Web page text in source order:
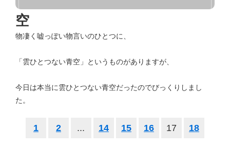
空
物凄く嘘っぽい物言いのひとつに、
「雲ひとつない青空」というものがありますが、
今日は本当に雲ひとつない青空だったのでびっくりしまし
た。
1 2 ... 14 15 16 17 18